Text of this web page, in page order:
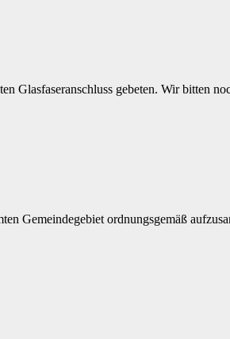
Glasfaseranschluss gebeten. Wir bitten
Gemeindegebiet ordnungsgemäß